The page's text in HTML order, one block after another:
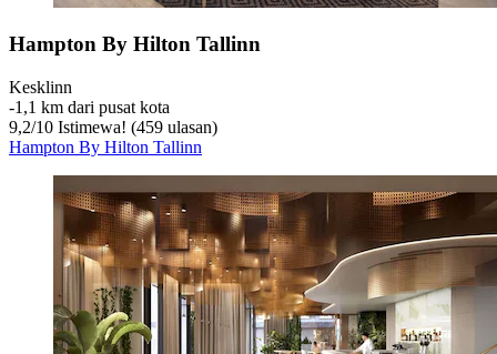
Hampton By Hilton Tallinn
Kesklinn
‐1,1 km dari pusat kota
9,2/10 Istimewa! (459 ulasan)
Hampton By Hilton Tallinn